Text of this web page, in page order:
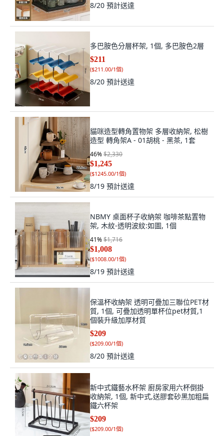
8/20 預計送達
多巴胺色分層杯架, 1個, 多巴胺色2層
$211
($211.00/1個)
8/20 預計送達
貓咪造型轉角置物架 多層收納架, 松樹
造型 轉角架A - 01胡桃 - 黑茶, 1套
46%$2,330
$1,245
($1245.00/1個)
8/19 預計送達
NBMY 桌面杯子收納架 咖啡茶點置物
架, 木紋-透明波紋:如圖, 1個
41%$1,716
$1,008
($1008.00/1個)
8/19 預計送達
保溫杯收納架 透明可疊加三聯位PET材
質, 1個, 可疊加透明單杯位pet材質,1
個裝升級加厚材質
$209
($209.00/1個)
8/20 預計送達
新中式鐵藝水杯架 廚房家用六杯倒掛
收納架, 1個, 新中式,送膠套砂黑加粗扁
鐵六杯架
$209
($209.00/1個)